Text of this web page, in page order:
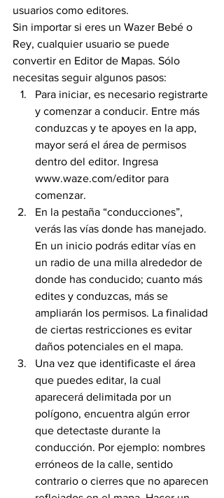
usuarios como editores.
Sin importar si eres un Wazer Bebé o
Rey, cualquier usuario se puede
convertir en Editor de Mapas. Sólo
necesitas seguir algunos pasos:
Para iniciar, es necesario registrarte
y comenzar a conducir. Entre más
conduzcas y te apoyes en la app,
mayor será el área de permisos
dentro del editor. Ingresa
www.waze.com/editor para
comenzar.
En la pestaña “conducciones”,
verás las vías donde has manejado.
En un inicio podrás editar vías en
un radio de una milla alrededor de
donde has conducido; cuanto más
edites y conduzcas, más se
ampliarán los permisos. La finalidad
de ciertas restricciones es evitar
daños potenciales en el mapa.
Una vez que identificaste el área
que puedes editar, la cual
aparecerá delimitada por un
polígono, encuentra algún error
que detectaste durante la
conducción. Por ejemplo: nombres
erróneos de la calle, sentido
contrario o cierres que no aparecen